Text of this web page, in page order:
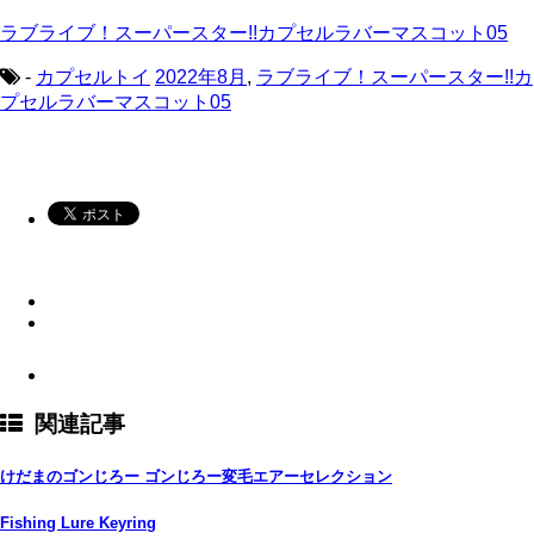
ラブライブ！スーパースター!!カプセルラバーマスコット05
- カプセルトイ 2022年8月 , ラブライブ！スーパースター!!カ
プセルラバーマスコット05
関連記事
けだまのゴンじろー ゴンじろー変毛エアーセレクション
Fishing Lure Keyring